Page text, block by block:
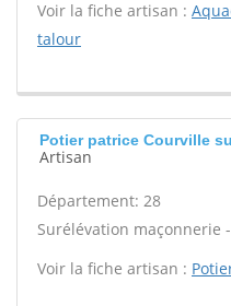
Voir la fiche artisan :
talour
Potier patrice Courville
Artisan
Département: 28
Surélévation maçonnerie -
Voir la fiche artisan :